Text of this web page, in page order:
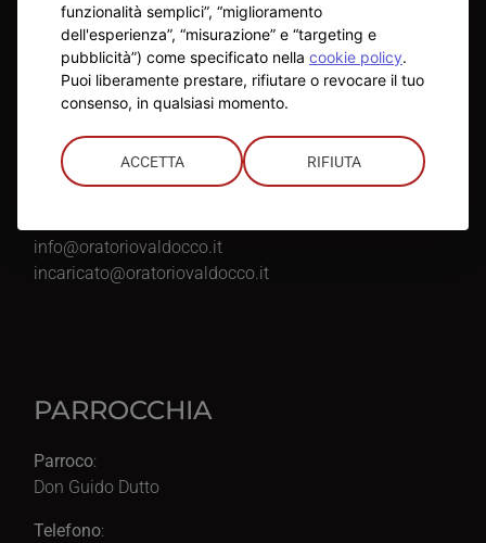
ORATORIO
Referente:
Don Marco Cazzato
Telefono
320 607 1995
info@oratoriovaldocco.it
incaricato@oratoriovaldocco.it
PARROCCHIA
Parroco:
Don Guido Dutto
Telefono:
funzionalità semplici”, “miglioramento
dell'esperienza”, “misurazione” e “targeting e
pubblicità”) come specificato nella cookie policy.
Puoi liberamente prestare, rifiutare o revocare il tuo
consenso, in qualsiasi momento.
ACCETTA RIFIUTA